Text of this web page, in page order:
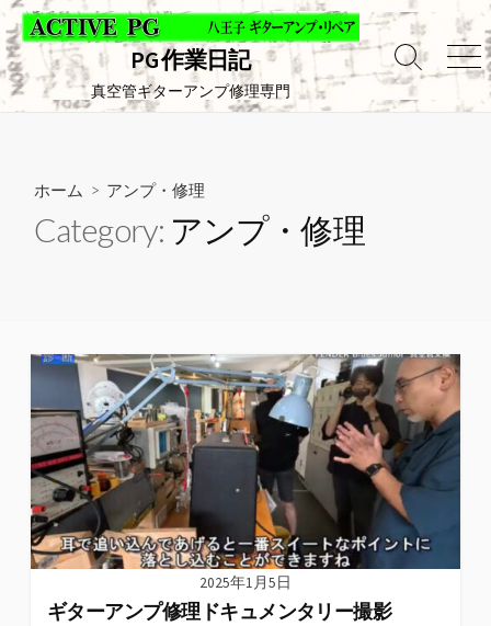
コ
ン
テ
ン
PG 作業日記
真空管ギターアンプ修理専門
検
索
切
メ
ニ
ュ
ホーム > アンプ・修理
Category: アンプ・修理
2025年1月5日
ギターアンプ修理ドキュメンタリー撮影